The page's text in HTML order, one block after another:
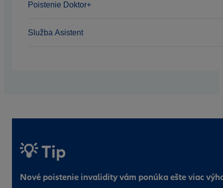
Poistenie Doktor+
Služba Asistent
💡 Tip
Nové poistenie invalidity vám ponúka ešte viac